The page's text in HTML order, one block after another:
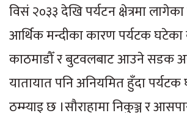
विसं २०३३ देखि पर्यटन क्षेत्रमा लागेका
आर्थिक मन्दीका कारण पर्यटक
काठमाडौँ र बुटवलबाट आउने सडक
यातायात पनि अनियमित हुँदा
ठम्म्याइ छ ।सौराहामा निकुञ्ज र